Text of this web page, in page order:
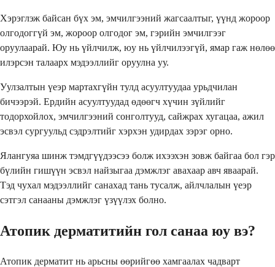
Хэрэглэж байсан бүх эм, эмчилгээний жагсаалтыг, үүнд жороор
олгодоггүй эм, жороор олгодог эм, гэрийн эмчилгээг
оруулаарай. Юу нь үйлчилж, юу нь үйлчилээгүй, ямар гаж нөлөө
илэрсэн талаарх мэдээллийг оруулна уу.
Уулзалтын үеэр мартахгүйн тулд асуултуудаа урьдчилан
бичээрэй. Ердийн асуултуудад өдөөгч хүчин зүйлийг
тодорхойлох, эмчилгээний сонголтууд, сайжрах хугацаа, ажил
эсвэл сургуульд сэдрэлтийг хэрхэн удирдах зэрэг орно.
Ялангуяа шинж тэмдгүүдээсээ болж ихээхэн зовж байгаа бол гэр
бүлийн гишүүн эсвэл найзыгаа дэмжлэг авахаар авч яваарай.
Тэд чухал мэдээллийг санахад тань тусалж, айлчлалын үеэр
сэтгэл санааны дэмжлэг үзүүлэх болно.
Атопик дерматитийн гол санаа юу вэ?
Атопик дерматит нь арьсны өөрийгөө хамгаалах чадварт